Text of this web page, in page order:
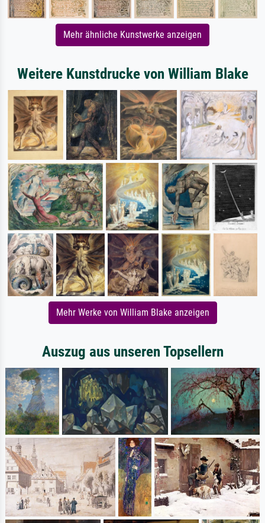
Mehr ähnliche Kunstwerke anzeigen
Weitere Kunstdrucke von William Blake
Mehr Werke von William Blake anzeigen
Auszug aus unseren Topsellern